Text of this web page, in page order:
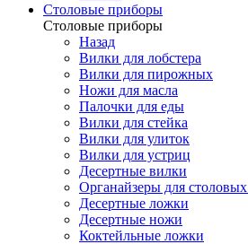
Cтоловые приборы
Cтоловые приборы
Назад
Вилки для лобстера
Вилки для пирожных
Ножи для масла
Палочки для еды
Вилки для стейка
Вилки для улиток
Вилки для устриц
Десертные вилки
Органайзеры для
Десертные ложки
Десертные ножи
Коктейльные ложки